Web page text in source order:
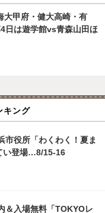
大甲府・健大高崎・有
日は遊学館vs青森山田ほ
キング
市役所「わくわく！夏ま
い登場…8/15-16
＆入場無料「TOKYOレ